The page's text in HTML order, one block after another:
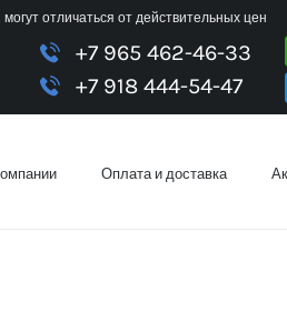
отличаться от действительных цен
+7 965 462-46-33
+7 918 444-54-47
Оплата и доставка